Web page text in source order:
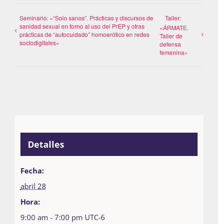
Seminario: «“Solo sanos”. Prácticas y discursos de
sanidad sexual en torno al uso del PrEP y otras
prácticas de “autocuidado” homoerótico en redes
sociodigitales»
Taller:
«ÁRMATE.
Taller de
defensa
femenina»
Detalles
Fecha:
abril 28
Hora:
9:00 am - 7:00 pm UTC-6